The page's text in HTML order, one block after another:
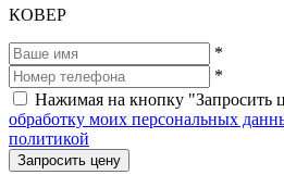
КОВЕР
*
*
Нажимая на кнопку "Запросить
обработку моих персональных
политикой
Запросить цену